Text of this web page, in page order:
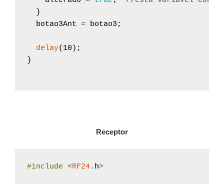
}
botao3Ant = botao3 ;
delay( 10 ) ;
}
Receptor
#include <RF24. h>